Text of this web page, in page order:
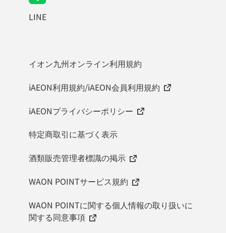
LINE
イオン九州オンライン利用規約
iAEON利用規約/iAEON会員利用規約
iAEONプライバシーポリシー
特定商取引に基づく表示
酒類販売管理者標識の掲示
WAON POINTサービス規約
WAON POINTに関する個人情報の取り扱いに
関する同意事項